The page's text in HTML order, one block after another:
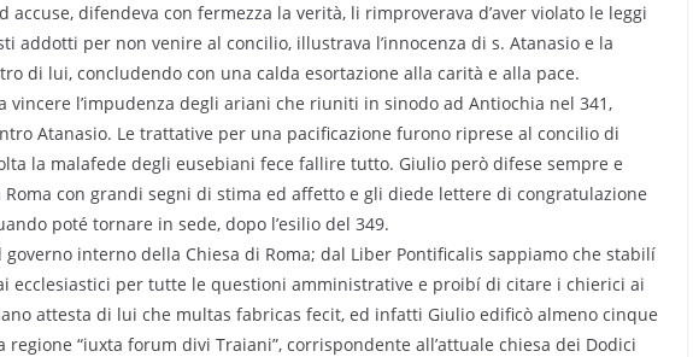
accuse, difendeva con fermezza la verità, li rimproverava d’aver violato le leggi
addotti per non venire al concilio, illustrava l’innocenza di s. Atanasio e la
di lui, concludendo con una calda esortazione alla carità e alla pace.
vincere l’impudenza degli ariani che riuniti in sinodo ad Antiochia nel 341,
Atanasio. Le trattative per una pacificazione furono riprese al concilio di
la malafede degli eusebiani fece fallire tutto. Giulio però difese sempre e
Roma con grandi segni di stima ed affetto e gli diede lettere di congratulazione
poté tornare in sede, dopo l’esilio del 349.
interno della Chiesa di Roma; dal Liber Pontificalis sappiamo che stabilí
ecclesiastici per tutte le questioni amministrative e proibí di citare i chierici ai
attesta di lui che multas fabricas fecit, ed infatti Giulio edificò almeno cinque
“iuxta forum divi Traiani”, corrispondente all’attuale chiesa dei Dodici